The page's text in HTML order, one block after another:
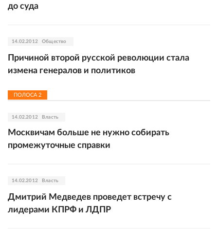
до суда
14.02.2012 Общество
Причиной второй русской революции стала
измена генералов и политиков
ПОЛОСА 2
14.02.2012 Власть
Москвичам больше не нужно собирать
промежуточные справки
14.02.2012 Власть
Дмитрий Медведев проведет встречу с
лидерами КПРФ и ЛДПР